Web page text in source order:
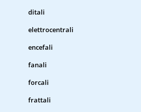
ditali
elettrocentrali
encefali
fanali
forcali
frattali